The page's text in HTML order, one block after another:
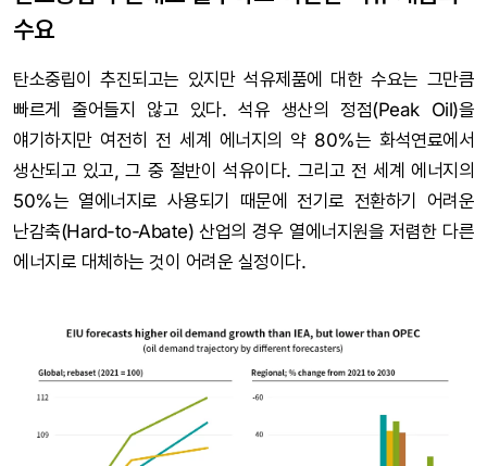
수요
탄소중립이 추진되고는 있지만 석유제품에 대한 수요는 그만큼
빠르게 줄어들지 않고 있다. 석유 생산의 정점(Peak Oil)을
얘기하지만 여전히 전 세계 에너지의 약 80%는 화석연료에서
생산되고 있고, 그 중 절반이 석유이다. 그리고 전 세계 에너지의
50%는 열에너지로 사용되기 때문에 전기로 전환하기 어려운
난감축(Hard-to-Abate) 산업의 경우 열에너지원을 저렴한 다른
에너지로 대체하는 것이 어려운 실정이다.